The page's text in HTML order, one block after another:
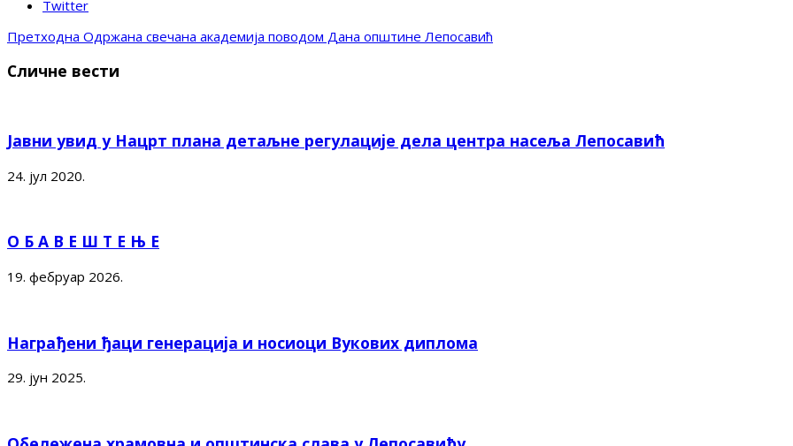
Twitter
Претходна Одржана свечана академија поводом Дана општине Лепосавић
Сличне вести
Јавни увид у Нацрт плана детаљне регулације дела центра насеља Лепосавић
24. јул 2020.
О Б А В Е Ш Т Е Њ Е
19. фебруар 2026.
Награђени ђаци генерација и носиоци Вукових диплома
29. јун 2025.